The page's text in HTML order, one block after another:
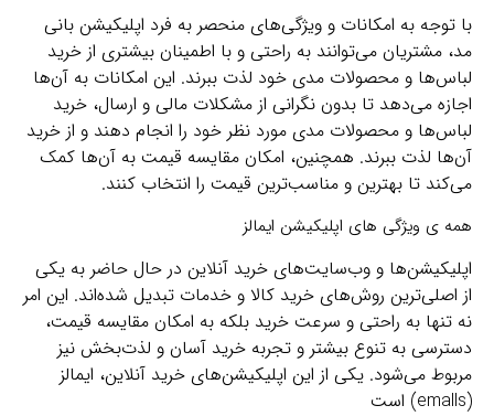
با توجه به امکانات و ویژگی‌های منحصر به فرد اپلیکیشن بانی
مد، مشتریان می‌توانند به راحتی و با اطمینان بیشتری از خرید
لباس‌ها و محصولات مدی خود لذت ببرند. این امکانات به آن‌ها
اجازه می‌دهد تا بدون نگرانی از مشکلات مالی و ارسال، خرید
لباس‌ها و محصولات مدی مورد نظر خود را انجام دهند و از خرید
آن‌ها لذت ببرند. همچنین، امکان مقایسه قیمت به آن‌ها کمک
می‌کند تا بهترین و مناسب‌ترین قیمت را انتخاب کنند.
همه ی ویژگی های اپلیکیشن ایمالز
اپلیکیشن‌ها و وب‌سایت‌های خرید آنلاین در حال حاضر به یکی
از اصلی‌ترین روش‌های خرید کالا و خدمات تبدیل شده‌اند. این امر
نه تنها به راحتی و سرعت خرید بلکه به امکان مقایسه قیمت،
دسترسی به تنوع بیشتر و تجربه خرید آسان و لذت‌بخش نیز
مربوط می‌شود. یکی از این اپلیکیشن‌های خرید آنلاین، ایمالز
(emalls) است